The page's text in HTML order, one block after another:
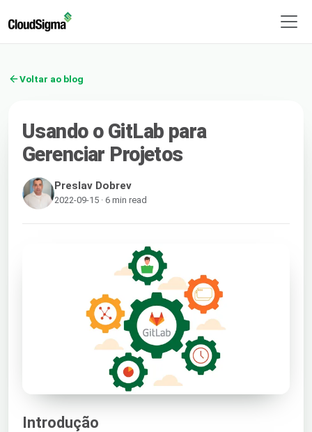
Voltar ao blog
Usando o GitLab para
Gerenciar Projetos
Preslav Dobrev
2022-09-15 · 6 min read
Introdução